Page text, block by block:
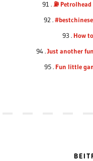
91 .⛽️
92 .
93 . How
94 .Just another
95 . Fun little